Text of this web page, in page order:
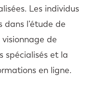
Les individus
l’étude de
de
spécialisés et la
en ligne.